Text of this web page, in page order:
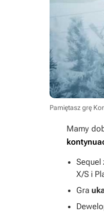
Pamiętasz grę
Mamy
Sequel
X/S i
Gra